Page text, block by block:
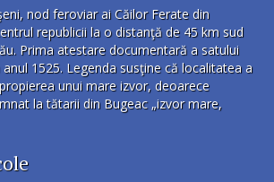
nod feroviar ai Căilor Ferate din
republicii la o distanţă de 45 km sud
Prima atestare documentară a satului
1525. Legenda susţine că localitatea a
unui mare izvor, deoarece
la tătarii din Bugeac „izvor mare,